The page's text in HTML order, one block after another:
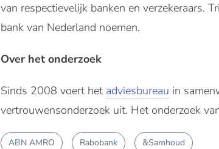
van respectievelijk banken en verzekeraars.
bank van Nederland noemen.
Over het onderzoek
Sinds 2008 voert het adviesbureau in
vertrouwensonderzoek uit. Het onderzoek
ABN AMRO Rabobank &Samhoud